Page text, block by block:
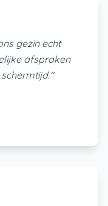
gezin echt
afspraken
"